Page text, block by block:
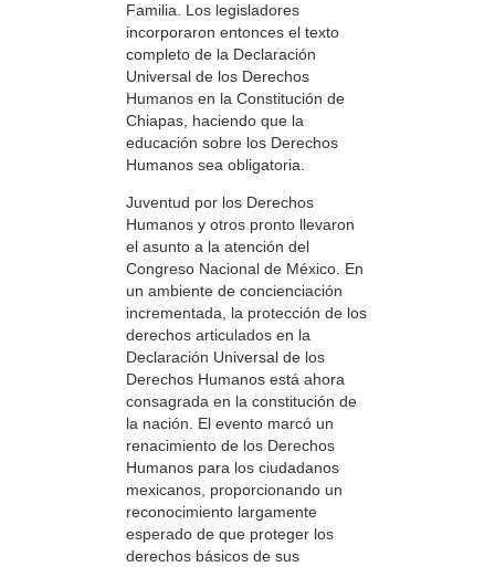
Familia. Los legisladores
incorporaron entonces el texto
completo de la Declaración
Universal de los Derechos
Humanos en la Constitución de
Chiapas, haciendo que la
educación sobre los Derechos
Humanos sea obligatoria.
Juventud por los Derechos
Humanos y otros pronto llevaron
el asunto a la atención del
Congreso Nacional de México. En
un ambiente de concienciación
incrementada, la protección de los
derechos articulados en la
Declaración Universal de los
Derechos Humanos está ahora
consagrada en la constitución de
la nación. El evento marcó un
renacimiento de los Derechos
Humanos para los ciudadanos
mexicanos, proporcionando un
reconocimiento largamente
esperado de que proteger los
derechos básicos de sus